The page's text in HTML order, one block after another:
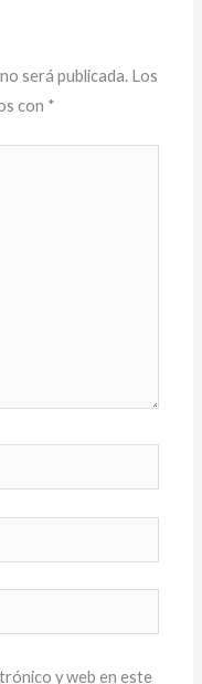
será publicada. Los
con *
y web en este